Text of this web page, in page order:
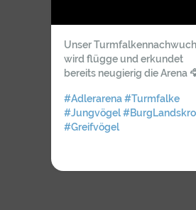
Unser
wird flügge und erkundet
bereits neugierig die Arena
#Adlerarena #Turmfalke
#Jungvögel
#Greifvögel